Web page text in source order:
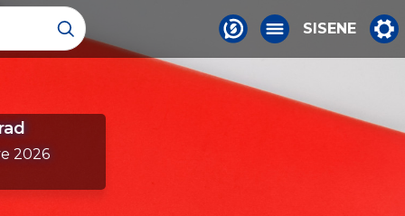
SISENE
2026